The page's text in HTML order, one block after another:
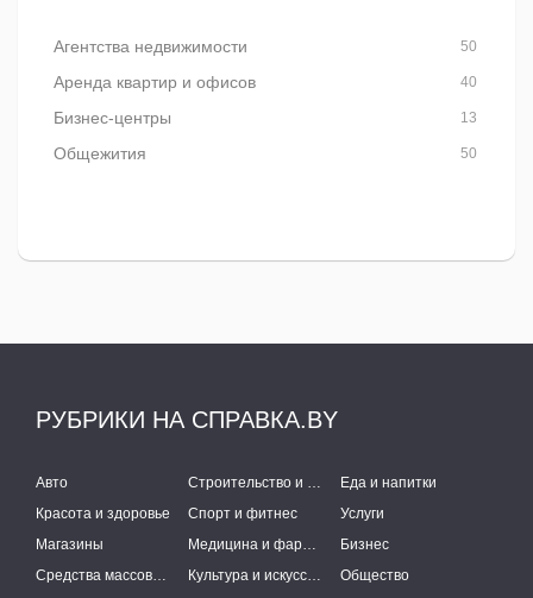
Агентства недвижимости 50
Аренда квартир и офисов 40
Бизнес-центры 13
Общежития 50
РУБРИКИ НА СПРАВКА.BY
Авто Строительство и ремонт
Еда и напитки
Красота и здоровье
Спорт и фитнес
Услуги
Магазины
Медицина и фармацевтика
Бизнес
Средства массовой информации
Культура и искусство Общество